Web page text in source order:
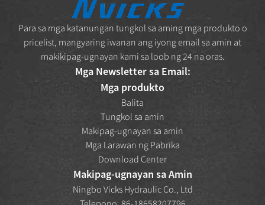
Para sa mga katanungan tungkol sa aming mga produkto o
pricelist, mangyaring iwanan ang iyong email sa amin at
makikipag-ugnayan kami sa loob ng 24 na oras.
Mga Newsletter sa Email:
Mga produkto
Balita
Tungkol sa amin
Makipag-ugnayan sa amin
Mga Larawan ng Pabrika
Download Center
Makipag-ugnayan sa Amin
Ningbo Vicks Hydraulic Co., Ltd